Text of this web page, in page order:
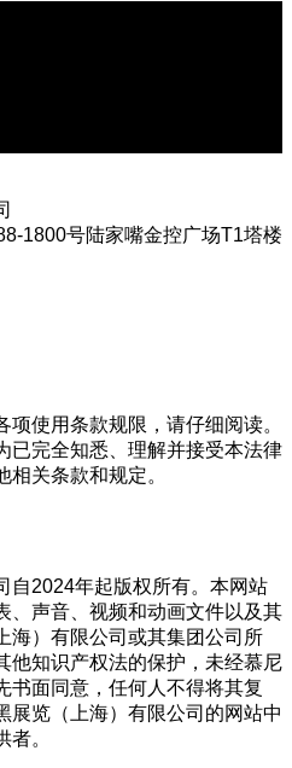
1800号陆家嘴金控广场T1塔楼
使用条款规限，请仔细阅读。
已完全知悉、理解并接受本法律
关条款和规定。
自2024年起版权所有。本网站
、声音、视频和动画文件以及其
海）有限公司或其集团公司所
他知识产权法的保护，未经慕尼
书面同意，任何人不得将其复
展览（上海）有限公司的网站中
。